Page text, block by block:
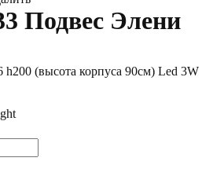
Подвес Элени
h200 (высота корпуса 90см) Led 3W